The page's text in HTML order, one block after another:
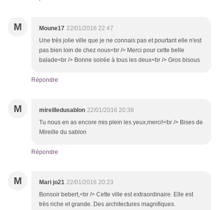
M Moune17 22/01/2016 22:47
Une très jolie ville que je ne connais pas et pourtant elle n'est
pas bien loin de chez nous<br /> Merci pour cette belle
balade<br /> Bonne soirée à tous les deux<br /> Gros bisous
Répondre
M mireilledusablon 22/01/2016 20:38
Tu nous en as encore mis plein les yeux,merci!<br /> Bises de
Mireille du sablon
Répondre
M Mari jo21 22/01/2016 20:23
Bonsoir bebert,<br /> Cette ville est extraordinaire. Elle est
très riche et grande. Des architectures magnifiques.